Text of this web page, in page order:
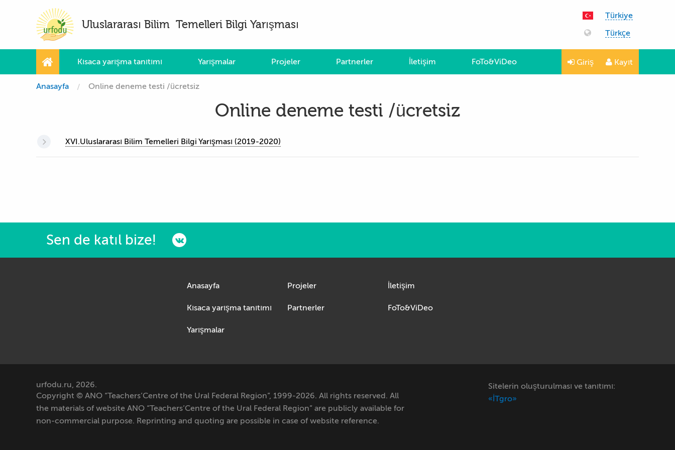
Uluslararası Bilim Temelleri Bilgi Yarışması
Türkiye
Türkçe
Kısaca yarışma tanıtımı Yarışmalar Projeler Partnerler İletişim FoTo&ViDeo Giriş Kayıt
Anasayfa Online deneme testi /ücretsiz
Online deneme testi /ücretsiz
XVI.Uluslararası Bilim Temelleri Bilgi Yarışması (2019-2020)
Sen de katıl bize!
Anasayfa
Kısaca yarışma tanıtımı
Yarışmalar
Projeler
Partnerler
İletişim
FoTo&ViDeo
urfodu.ru, 2026.
Copyright © ANO “Teachers’Centre of the Ural Federal Region”, 1999-2026. All rights reserved. All
the materials of website ANO “Teachers’Centre of the Ural Federal Region” are publicly available for
non-commercial purpose. Reprinting and quoting are possible in case of website reference.
Sitelerin oluşturulması ve tanıtımı:
«İTgro»